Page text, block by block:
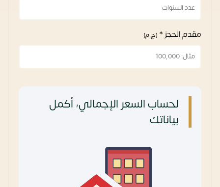
مقدم الحجز * (ج.م)
لحساب السعر الإجمالي، أكمل
بياناتك